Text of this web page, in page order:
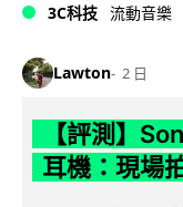
3C科技 流動音樂
Lawton 2 日
【評測】
耳機：現場